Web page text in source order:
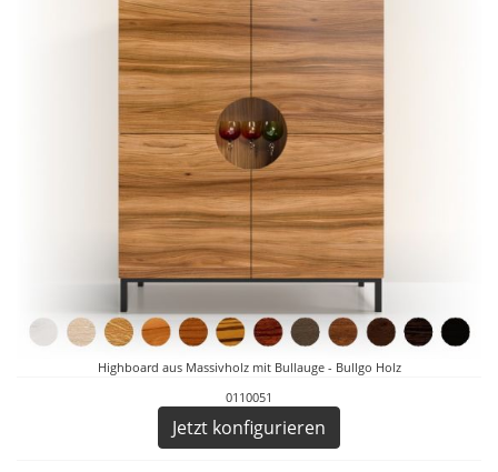
Highboard aus Massivholz mit Bullauge - Bullgo Holz
0110051
Jetzt konfigurieren